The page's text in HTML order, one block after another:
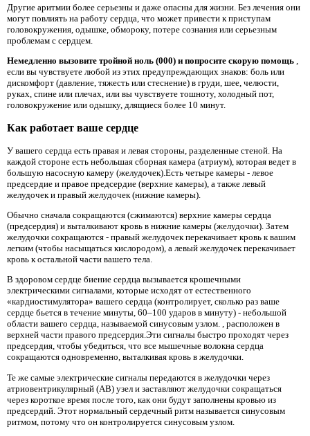
Другие аритмии более серьезны и даже опасны для жизни. Без лечения они
могут повлиять на работу сердца, что может привести к приступам
головокружения, одышке, обмороку, потере сознания или серьезным
проблемам с сердцем.
Немедленно вызовите тройной ноль (000) и попросите скорую помощь ,
если вы чувствуете любой из этих предупреждающих знаков: боль или
дискомфорт (давление, тяжесть или стеснение) в груди, шее, челюсти,
руках, спине или плечах, или вы чувствуете тошноту, холодный пот,
головокружение или одышку, длящиеся более 10 минут.
Как работает ваше сердце
У вашего сердца есть правая и левая стороны, разделенные стеной. На
каждой стороне есть небольшая сборная камера (атриум), которая ведет в
большую насосную камеру (желудочек).Есть четыре камеры - левое
предсердие и правое предсердие (верхние камеры), а также левый
желудочек и правый желудочек (нижние камеры).
Обычно сначала сокращаются (сжимаются) верхние камеры сердца
(предсердия) и выталкивают кровь в нижние камеры (желудочки). Затем
желудочки сокращаются - правый желудочек перекачивает кровь к вашим
легким (чтобы насыщаться кислородом), а левый желудочек перекачивает
кровь к остальной части вашего тела.
В здоровом сердце биение сердца вызывается крошечными
электрическими сигналами, которые исходят от естественного
«кардиостимулятора» вашего сердца (контролирует, сколько раз ваше
сердце бьется в течение минуты, 60–100 ударов в минуту) - небольшой
области вашего сердца, называемой синусовым узлом. , расположен в
верхней части правого предсердия.Эти сигналы быстро проходят через
предсердия, чтобы убедиться, что все мышечные волокна сердца
сокращаются одновременно, выталкивая кровь в желудочки.
Те же самые электрические сигналы передаются в желудочки через
атриовентрикулярный (АВ) узел и заставляют желудочки сокращаться
через короткое время после того, как они будут заполнены кровью из
предсердий. Этот нормальный сердечный ритм называется синусовым
ритмом, потому что он контролируется синусовым узлом.